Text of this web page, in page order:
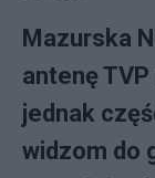
Mazurska
antenę
jednak
widzom do